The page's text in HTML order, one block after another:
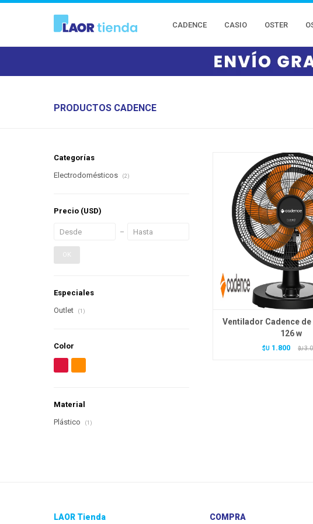
CADENCE CASIO OSTER
PRODUCTOS CADENCE
Ventilador Cadence
126 w
$U 1.800 $U
Categorías
Electrodomésticos
(2)
Precio (USD)
OK
Especiales
Outlet
(1)
Color
Material
Plástico
(1)
LAOR Tienda COMPRA